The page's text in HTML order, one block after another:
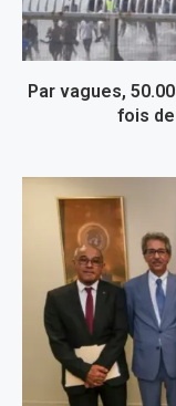
Par vagues,
fois